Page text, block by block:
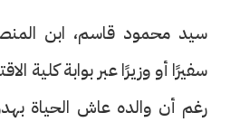
سيد محمود قاسم، ابن
سفيرًا أو وزيرًا عبر بوابة كلية
رغم أن والده عاش الحياة